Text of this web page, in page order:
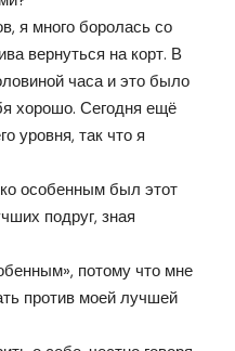
я много боролась со
вернуться на корт. В
часа и это было
хорошо. Сегодня ещё
уровня, так что я
особенным был этот
подруг, зная
потому что мне
против моей лучшей